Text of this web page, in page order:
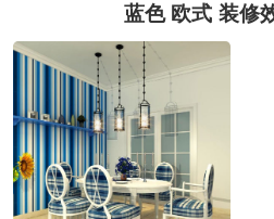
蓝色 欧式 装修